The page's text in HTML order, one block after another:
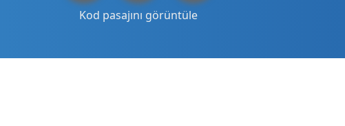
Kod pasajını görüntüle